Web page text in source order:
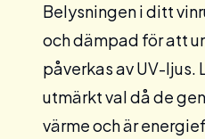
Belysningen i ditt
och dämpad för att
påverkas av UV-ljus.
utmärkt val då de
värme och är